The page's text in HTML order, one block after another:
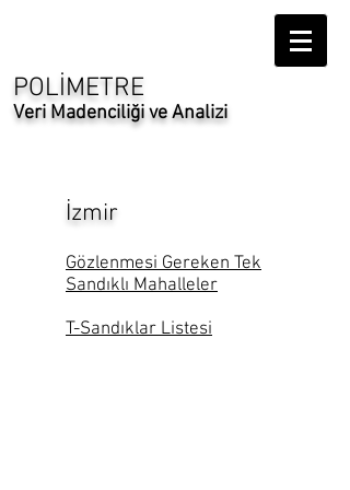
POLİMETRE
Veri Madenciliği ve Analizi
İzmir
Gözlenmesi Gereken Tek
Sandıklı Mahalleler
T-Sandıklar Listesi